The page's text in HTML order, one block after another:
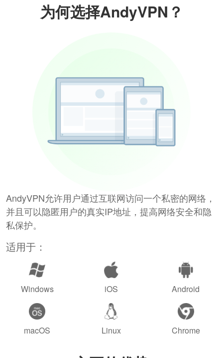
为何选择AndyVPN？
AndyVPN允许用户通过互联网访问一个私密的网络，
并且可以隐匿用户的真实IP地址，提高网络安全和隐
私保护。
适用于：
Windows iOS Android
macOS Linux Chrome